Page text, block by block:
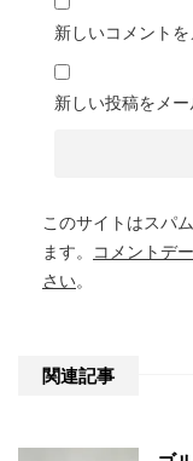
新しいコメント
新しい投稿をメ
このサイトはスパ
ます。
コメントデ
さい。
関連記事